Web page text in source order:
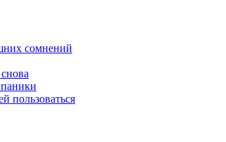
сомнений
паники
пользоваться